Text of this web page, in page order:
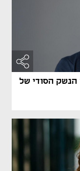
הם הנשק הסודי של